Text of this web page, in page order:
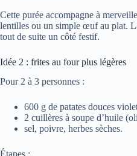
Cette purée accompagne à
lentilles ou un simple œuf au plat.
tout de suite un côté festif.
Idée 2 : frites au four plus légères
Pour 2 à 3 personnes :
600 g de patates douces
2 cuillères à soupe d’huile
sel, poivre, herbes sèches.